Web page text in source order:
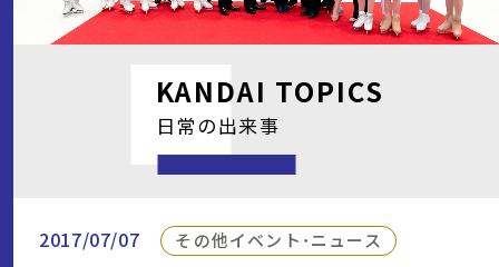
KANDAI TOPICS
日常の出来事
2017/07/07 その他イベント・ニュース